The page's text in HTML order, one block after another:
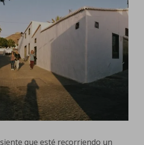
que esté recorriendo un